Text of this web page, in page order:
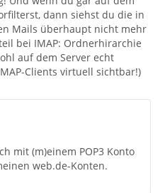
dann siehst du die in
Mails überhaupt nicht mehr
bei IMAP: Ordnerhirarchie
auf dem Server echt
Clients virtuell sichtbar!)
mit (m)einem POP3 Konto
web.de-Konten.